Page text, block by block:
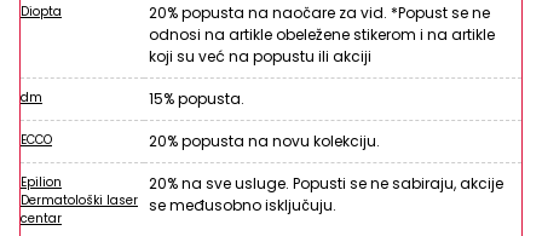
Diopta
20% popusta na naočare za vid. *Popust se ne
odnosi na artikle obeležene stikerom i na artikle
koji su već na popustu ili akciji
dm 15% popusta.
ECCO 20% popusta na novu kolekciju.
Epilion
Dermatološki laser
centar
20% na sve usluge. Popusti se ne sabiraju, akcije
se međusobno isključuju.